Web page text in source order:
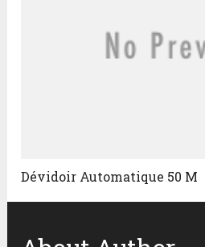
Dévidoir Automatique 50 M